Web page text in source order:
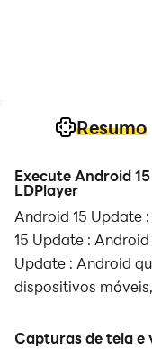
Resumo
Execute Android
LDPlayer
Android 15 Update
15 Update :
Update : Android
dispositivos
de Android -
Android 15 Update
Capturas de tela e